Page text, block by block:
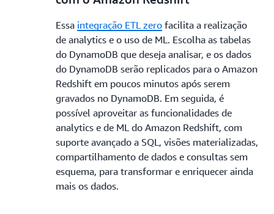
Essa integração ETL zerofacilita a realização
de analytics e o uso de ML. Escolha as tabelas
do DynamoDB que deseja analisar, e os dados
do DynamoDB serão replicados para o Amazon
Redshift em poucos minutos após serem
gravados no DynamoDB. Em seguida, é
possível aproveitar as funcionalidades de
analytics e de ML do Amazon Redshift, com
suporte avançado a SQL, visões materializadas,
compartilhamento de dados e consultas sem
esquema, para transformar e enriquecer ainda
mais os dados.